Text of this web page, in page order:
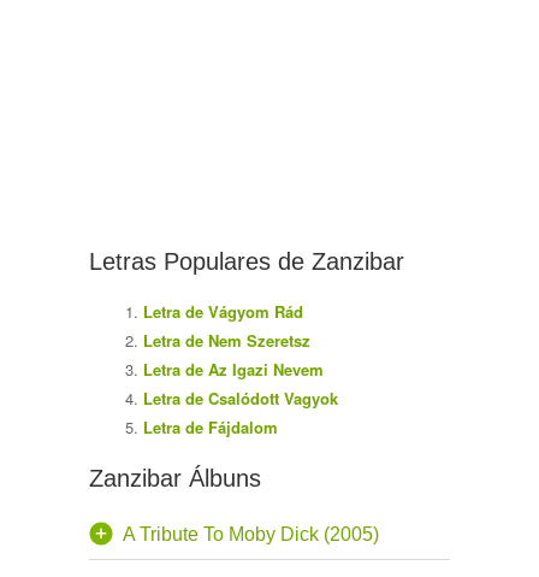
Letras Populares de Zanzibar
Letra de Vágyom Rád
Letra de Nem Szeretsz
Letra de Az Igazi Nevem
Letra de Csalódott Vagyok
Letra de Fájdalom
Zanzibar Álbuns
A Tribute To Moby Dick (2005)